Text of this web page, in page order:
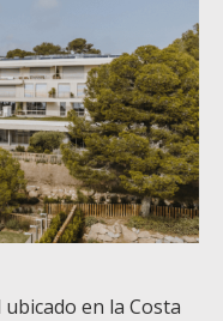
en la Costa